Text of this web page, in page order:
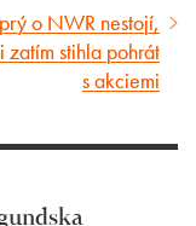
o NWR nestojí,
zatím stihla pohrát
s akciemi